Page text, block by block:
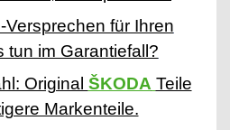
Versprechen für Ihren
tun im Garantiefall?
Original ŠKODA Teile
Markenteile.